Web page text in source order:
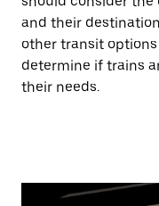
and their
other transit
determine if trains
their needs.